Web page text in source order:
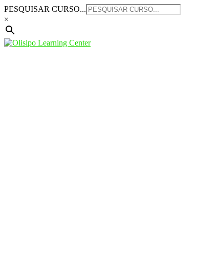
Saltar
para
o
conteúdo
PESQUISAR CURSO...
×